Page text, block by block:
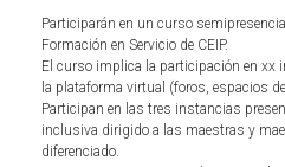
Inspecciones
Programas
Participarán en un curso
Formación en Servicio de CEIP.
El curso implica la participación en xx
la plataforma virtual (foros, espacios
Participan en las tres instancias
inclusiva dirigido a las maestras y
diferenciado.